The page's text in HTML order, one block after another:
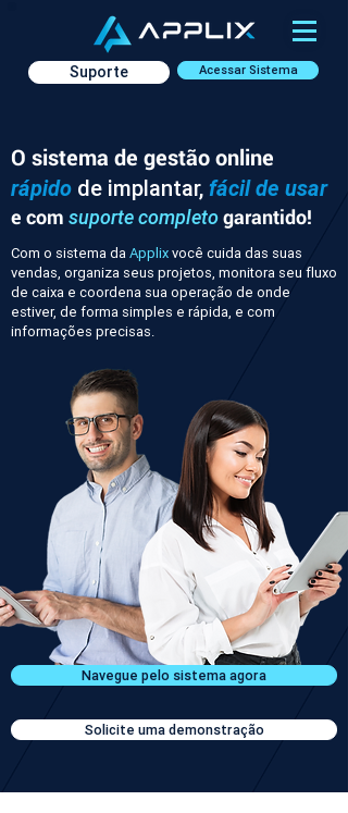
Acessar Sistema
Suporte
O sistema de gestão online
rápido de implantar, fácil de usar
e com suporte completogarantido!
Com o sistema daApplixvocê cuida das suas
vendas, organiza seus projetos, monitora seu fluxo
de caixa e coordena sua operação de onde
estiver, de forma simples e rápida, e com
informações precisas.
Navegue pelo sistema agora
Solicite uma demonstração